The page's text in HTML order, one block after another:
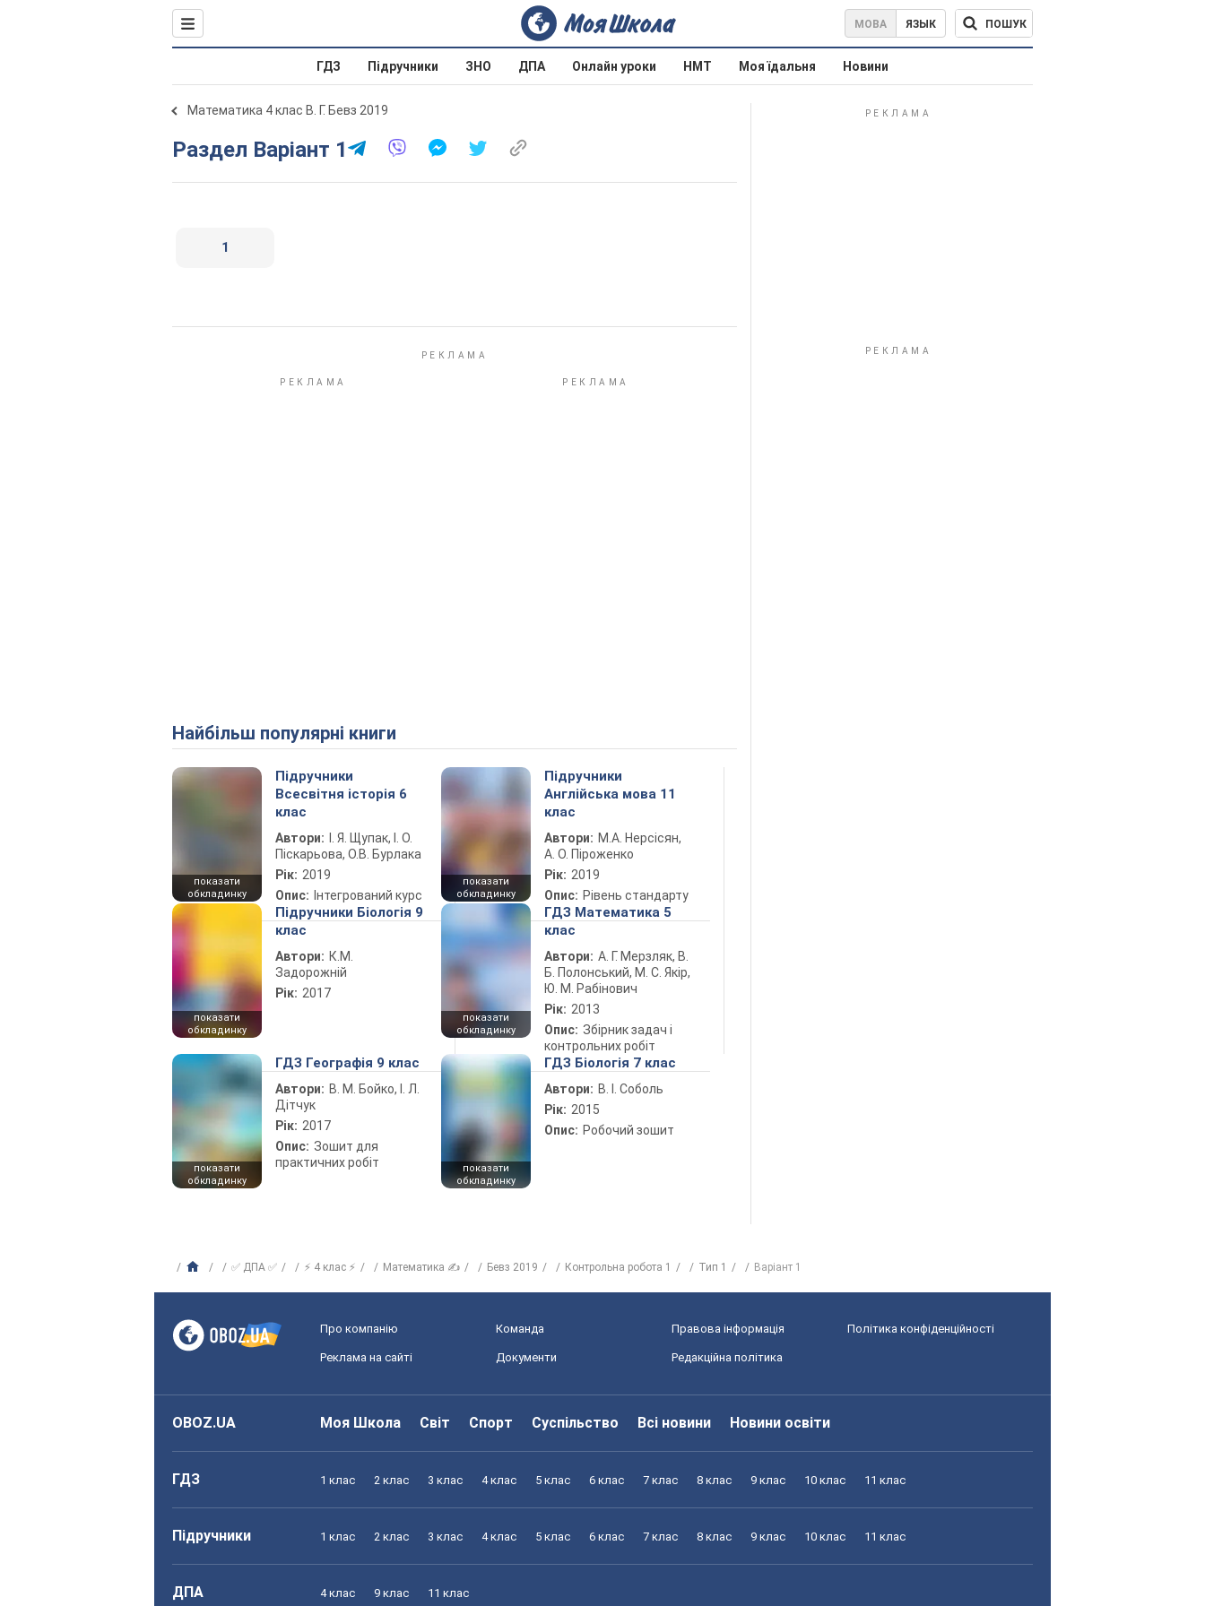
МОВА ЯЗЫК ПОШУК
ГДЗ Підручники ЗНО ДПА Онлайн уроки НМТ Моя їдальня Новини
Математика 4 клас В. Г. Бевз 2019
Раздел Варіант 1
1
Найбільш популярні книги
показати
обкладинку
Підручники
Всесвітня історія 6
клас
Автори:
І. Я. Щупак, І. О.
Піскарьова, О.В. Бурлака
Рік: 2019
Опис: Інтегрований курс
показати
обкладинку
Підручники
Англійська мова 11
клас
Автори: М.А. Нерсісян,
А. О. Піроженко
Рік: 2019
Опис: Рівень стандарту
показати
обкладинку
Підручники Біологія 9
клас
Автори: К.М.
Задорожній
Рік: 2017
показати
обкладинку
ГДЗ Математика 5
клас
Автори: А. Г. Мерзляк, В.
Б. Полонський, М. С. Якір,
Ю. М. Рабінович
Рік: 2013
Опис: Збірник задач і
контрольних робіт
показати
обкладинку
ГДЗ Географія 9 клас
Автори: В. М. Бойко, І. Л.
Дітчук
Рік: 2017
Опис: Зошит для
практичних робіт
показати
обкладинку
ГДЗ Біологія 7 клас
Автори: В. І. Соболь
Рік: 2015
Опис: Робочий зошит
✅ ДПА ✅ ⚡ 4 клас ⚡ Математика ✍ Бевз 2019 Контрольна робота 1 Тип 1 Варіант 1
Про компанію Команда Правова інформація Політика конфіденційності
Реклама на сайті Документи Редакційна політика
OBOZ.UA Моя Школа Світ Спорт Суспільство Всі новини Новини освіти
ГДЗ 1 клас 2 клас 3 клас 4 клас 5 клас 6 клас 7 клас 8 клас 9 клас 10 клас 11 клас
Підручники 1 клас 2 клас 3 клас 4 клас 5 клас 6 клас 7 клас 8 клас 9 клас 10 клас 11 клас
ДПА 4 клас 9 клас 11 клас